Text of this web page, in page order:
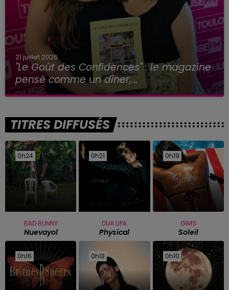
21 juillet 2026
"Le Goût des Confidences" : le magazine
pensé comme un dîner,...
TITRES DIFFUSÉS
0h24
0h24
BAD BUNNY
Nuevayol
0h21
0h21
DUA LIPA
Physical
0h19
0h19
GIMS
Soleil
0h16
0h16 0h13
0h13 0h10
0h10